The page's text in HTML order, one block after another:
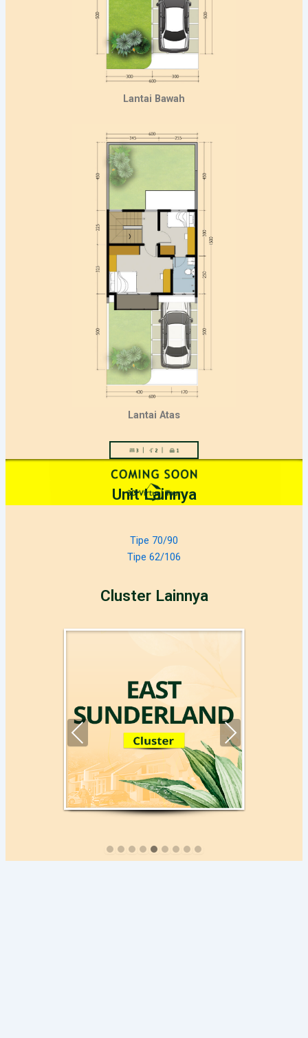
Lantai Bawah
Lantai Atas
Unit Lainnya
Tipe 70/90
Tipe 62/106
Cluster Lainnya